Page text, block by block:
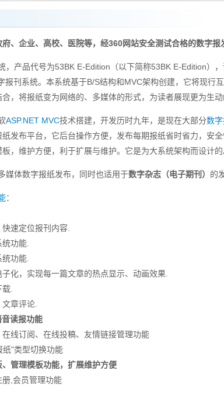
、企业、高校、医院等，经360网站安全测试合格的数字报
，产品代号为53BK E-Edition（以下简称53BK E-Edition）
报刊系统。本系统基于B/S结构和MVC架构创建，它将现行
，将报纸变为网络的、多媒体的形式，为读者展现更为生动
ASP.NET MVC技术搭建，开发历时九年，是现在大部分数
发布平台，它后台操作方便，发布每期报纸省时省力，安
，维护方便，利于扩展与维护。它是为大系统架构而设计的
媒体数字报纸发布，同时也适用于数字杂志（电子期刊） 的
：
定位报刊内容.
功能.
功能.
，实现每一篇文章的热点显示、动画效果.
.
章评论.
读报功能
订阅、在线投稿、友情链接管理功能
"类型切换功能
、管理模板功能，扩展维护方便
,会员管理功能